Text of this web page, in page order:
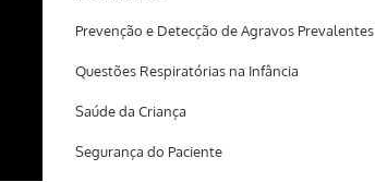
Prevenção e Detecção de Agravos Prevalentes
Questões Respiratórias na Infância
Saúde da Criança
Segurança do Paciente